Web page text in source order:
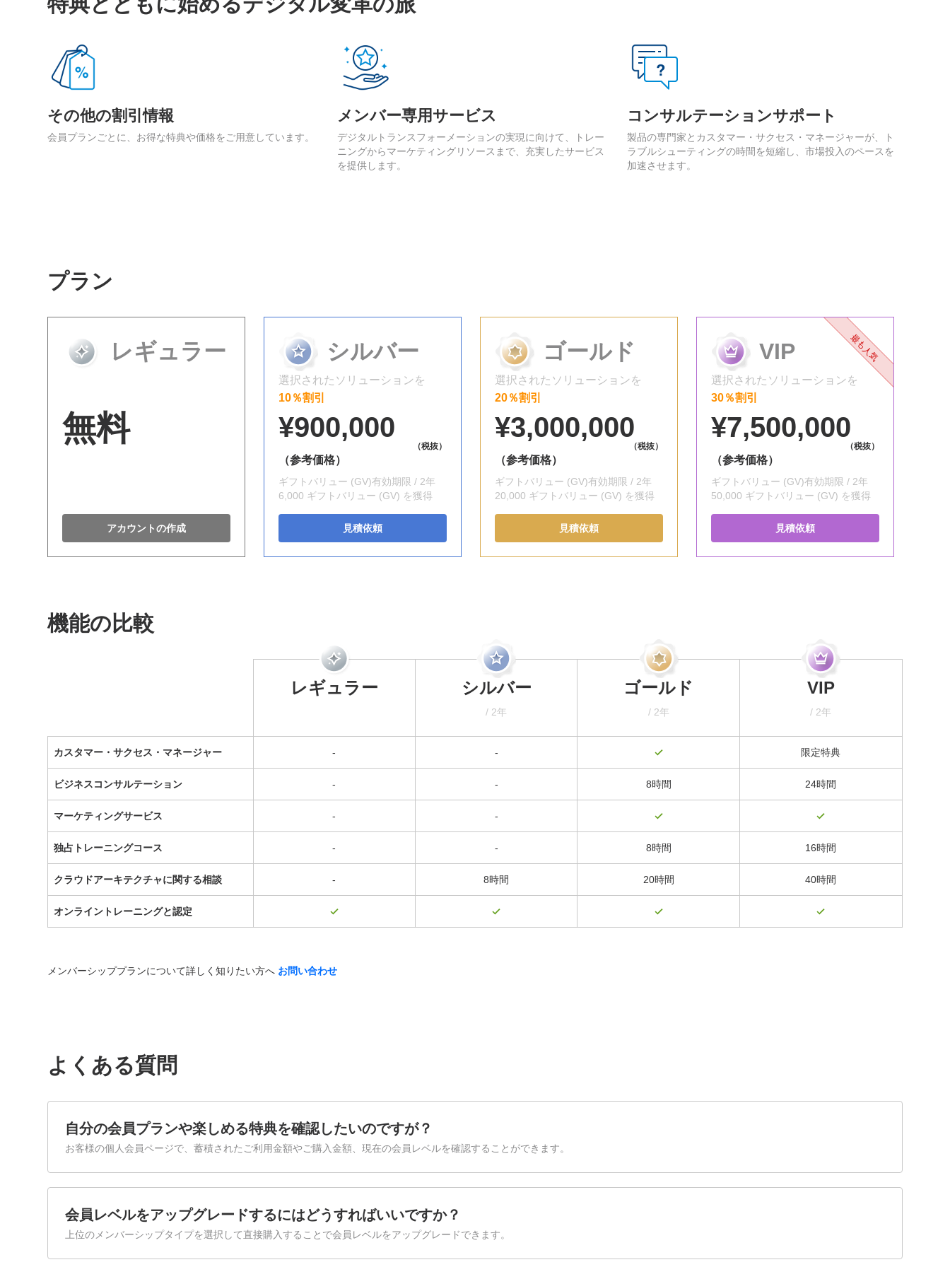
その他の割引情報
会員プランごとに、お得な特典や価格をご用意しています。
メンバー専用サービス
デジタルトランスフォーメーションの実現に向けて、トレー
ニングからマーケティングリソースまで、充実したサービス
を提供します。
コンサルテーションサポート
製品の専門家とカスタマー・サクセス・マネージャーが、ト
ラブルシューティングの時間を短縮し、市場投入のペースを
加速させます。
プラン
レギュラー
無料
アカウントの作成
シルバー
選択されたソリューションを
10％割引
¥900,000
（税抜）
（参考価格）
ギフトバリュー (GV)有効期限 / 2年
6,000 ギフトバリュー (GV) を獲得
見積依頼
ゴールド
選択されたソリューションを
20％割引
¥3,000,000
（税抜）
（参考価格）
ギフトバリュー (GV)有効期限 / 2年
20,000 ギフトバリュー (GV) を獲得
見積依頼
VIP 最も人気
選択されたソリューションを
30％割引
¥7,500,000
（税抜）
（参考価格）
ギフトバリュー (GV)有効期限 / 2年
50,000 ギフトバリュー (GV) を獲得
見積依頼
機能の比較
レギュラー シルバー
/ 2年
ゴールド
/ 2年
VIP
/ 2年
カスタマー・サクセス・マネージャー - - 限定特典
ビジネスコンサルテーション - - 8時間 24時間
マーケティングサービス - -
独占トレーニングコース - - 8時間 16時間
クラウドアーキテクチャに関する相談 - 8時間 20時間 40時間
オンライントレーニングと認定
メンバーシッププランについて詳しく知りたい方へ お問い合わせ
よくある質問
自分の会員プランや楽しめる特典を確認したいのですが？
お客様の個人会員ページで、蓄積されたご利用金額やご購入金額、現在の会員レベルを確認することができます。
会員レベルをアップグレードするにはどうすればいいですか？
上位のメンバーシップタイプを選択して直接購入することで会員レベルをアップグレードできます。